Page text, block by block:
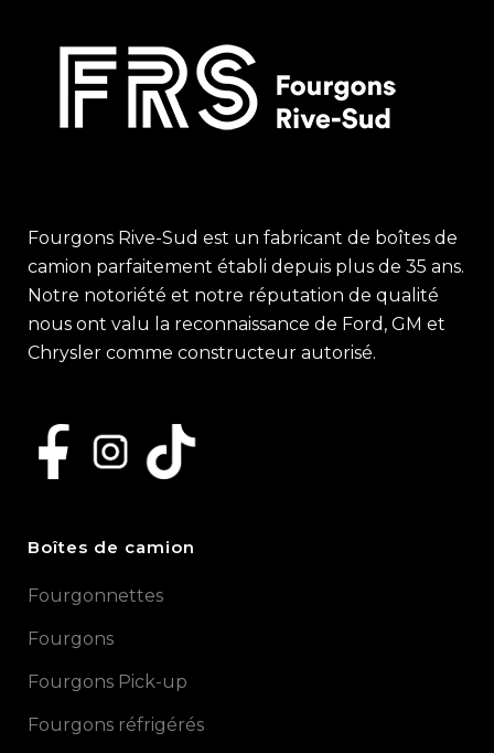
Fourgons Rive-Sud est un fabricant de boîtes de
camion parfaitement établi depuis plus de 35 ans.
Notre notoriété et notre réputation de qualité
nous ont valu la reconnaissance de Ford, GM et
Chrysler comme constructeur autorisé.
Boîtes de camion
Fourgonnettes
Fourgons
Fourgons Pick-up
Fourgons réfrigérés